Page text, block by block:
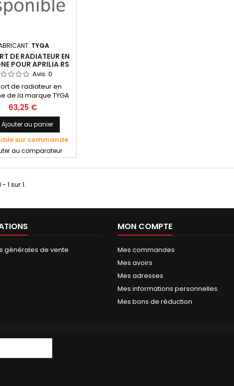
TYGA
DE RADIATEUR EN
POUR APRILIA RS
MK1 - TYGA
Avis:0
de radiateur en
de la marque TYGA
sur les modèles
250 Mk1 de 1995 à
la pièce en
d'origine Aprilia -
63,25 €
Ajouter au panier
sur commande
au comparateur
1 sur 1.
générales de vente
MON COMPTE
Mes commandes
Mes avoirs
Mes adresses
Mes informations personnelles
Mes bons de réduction